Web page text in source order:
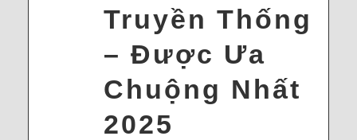
Truyền Thống
– Được Ưa
Chuộng Nhất
2025